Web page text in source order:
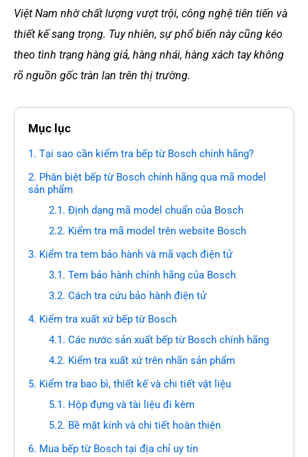
Việt Nam nhờ chất lượng vượt trội, công nghệ tiên tiến và
thiết kế sang trọng. Tuy nhiên, sự phổ biến này cũng kéo
theo tình trạng hàng giả, hàng nhái, hàng xách tay không
rõ nguồn gốc tràn lan trên thị trường.
Mục lục
1. Tại sao cần kiểm tra bếp từ Bosch chính hãng?
2. Phân biệt bếp từ Bosch chính hãng qua mã model
sản phẩm
2.1. Định dạng mã model chuẩn của Bosch
2.2. Kiểm tra mã model trên website Bosch
3. Kiểm tra tem bảo hành và mã vạch điện tử
3.1. Tem bảo hành chính hãng của Bosch
3.2. Cách tra cứu bảo hành điện tử
4. Kiểm tra xuất xứ bếp từ Bosch
4.1. Các nước sản xuất bếp từ Bosch chính hãng
4.2. Kiểm tra xuất xứ trên nhãn sản phẩm
5. Kiểm tra bao bì, thiết kế và chi tiết vật liệu
5.1. Hộp đựng và tài liệu đi kèm
5.2. Bề mặt kính và chi tiết hoàn thiện
6. Mua bếp từ Bosch tại địa chỉ uy tín